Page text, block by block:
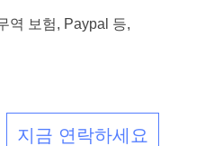
역 보험, Paypal 등,
지금 연락하세요